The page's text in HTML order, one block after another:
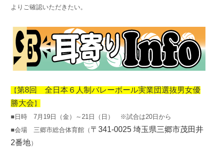
よりご確認いただきたい。
【第8回 全日本６人制バレーボール実業団選抜男女優
勝大会 】
■日時 7月19日（金）～21日（日） ※試合は20日から
■会場 三郷市総合体育館（ 〒341-0025 埼玉県三郷市茂田井
2番地）